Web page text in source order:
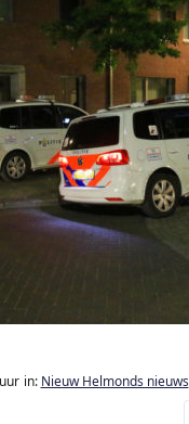
in: Nieuw Helmonds nieuws